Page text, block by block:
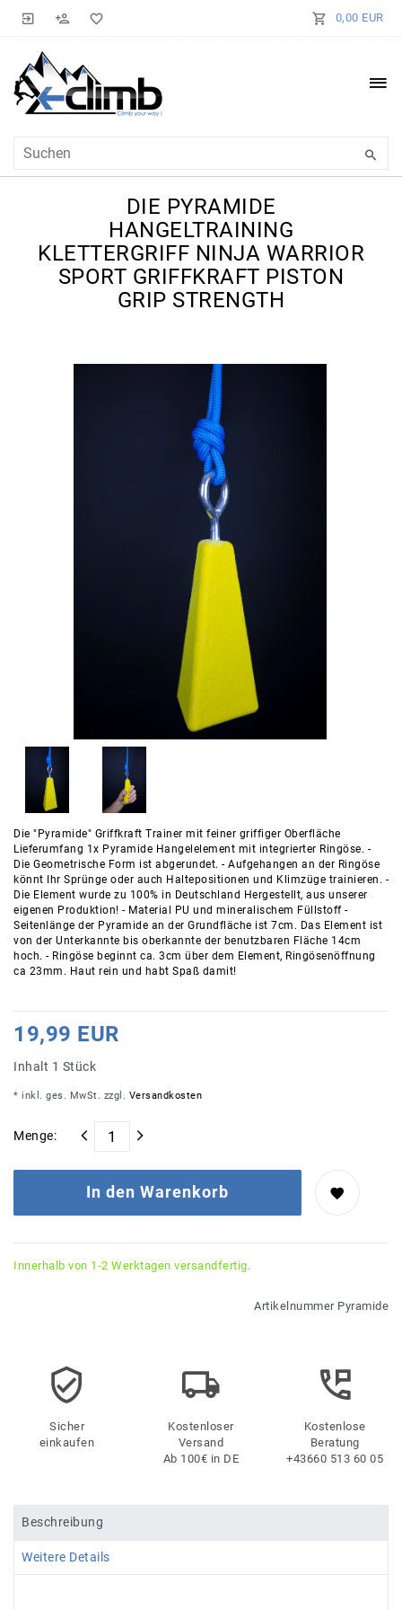
0,00 EUR
DIE PYRAMIDE
HANGELTRAINING
KLETTERGRIFF NINJA WARRIOR
SPORT GRIFFKRAFT PISTON
GRIP STRENGTH
Die "Pyramide" Griffkraft Trainer mit feiner griffiger Oberfläche
Lieferumfang 1x Pyramide Hangelelement mit integrierter Ringöse. -
Die Geometrische Form ist abgerundet. - Aufgehangen an der Ringöse
könnt Ihr Sprünge oder auch Haltepositionen und Klimzüge trainieren. -
Die Element wurde zu 100% in Deutschland Hergestellt, aus unserer
eigenen Produktion! - Material PU und mineralischem Füllstoff -
Seitenlänge der Pyramide an der Grundfläche ist 7cm. Das Element ist
von der Unterkannte bis oberkannte der benutzbaren Fläche 14cm
hoch. - Ringöse beginnt ca. 3cm über dem Element, Ringösenöffnung
ca 23mm. Haut rein und habt Spaß damit!
19,99 EUR
Inhalt 1 Stück
* inkl. ges. MwSt. zzgl. Versandkosten
Menge:
In den Warenkorb
Innerhalb von 1-2 Werktagen versandfertig.
Artikelnummer Pyramide
Sicher
einkaufen
Kostenloser
Versand
Ab 100€ in DE
Kostenlose
Beratung
+43660 513 60 05
Beschreibung
Weitere Details